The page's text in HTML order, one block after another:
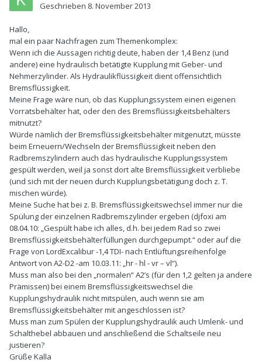
Geschrieben 8. November 2013
Hallo,
mal ein paar Nachfragen zum Themenkomplex:
Wenn ich die Aussagen richtig deute, haben der 1,4 Benz (und
andere) eine hydraulisch betätigte Kupplung mit Geber- und
Nehmerzylinder. Als Hydraulikflüssigkeit dient offensichtlich
Bremsflüssigkeit.
Meine Frage wäre nun, ob das Kupplungssystem einen eigenen
Vorratsbehälter hat, oder den des Bremsflüssigkeitsbehälters
mitnutzt?
Würde nämlich der Bremsflüssigkeitsbehälter mitgenutzt, müsste
beim Erneuern/Wechseln der Bremsflüssigkeit neben den
Radbremszylindern auch das hydraulische Kupplungssystem
gespült werden, weil ja sonst dort alte Bremsflüssigkeit verbliebe
(und sich mit der neuen durch Kupplungsbetätigung doch z. T.
mischen würde).
Meine Suche hat bei z. B. Bremsflüssigkeitswechsel immer nur die
Spülung der einzelnen Radbremszylinder ergeben (djfoxi am
08.04.10: „Gespült habe ich alles, d.h. bei jedem Rad so zwei
Bremsflüssigkeitsbehälterfüllungen durchgepumpt.“ oder auf die
Frage von LordExcalibur -1,4 TDI- nach Entlüftungsreihenfolge
Antwort von A2-D2 -am 10.03.11: „hr - hl - vr – vl“).
Muss man also bei den „normalen“ A2’s (für den 1,2 gelten ja andere
Prämissen) bei einem Bremsflüssigkeitswechsel die
Kupplungshydraulik nicht mitspülen, auch wenn sie am
Bremsflüssigkeitsbehälter mit angeschlossen ist?
Muss man zum Spülen der Kupplungshydraulik auch Umlenk- und
Schalthebel abbauen und anschließend die Schaltseile neu
justieren?
Grüße Kalla